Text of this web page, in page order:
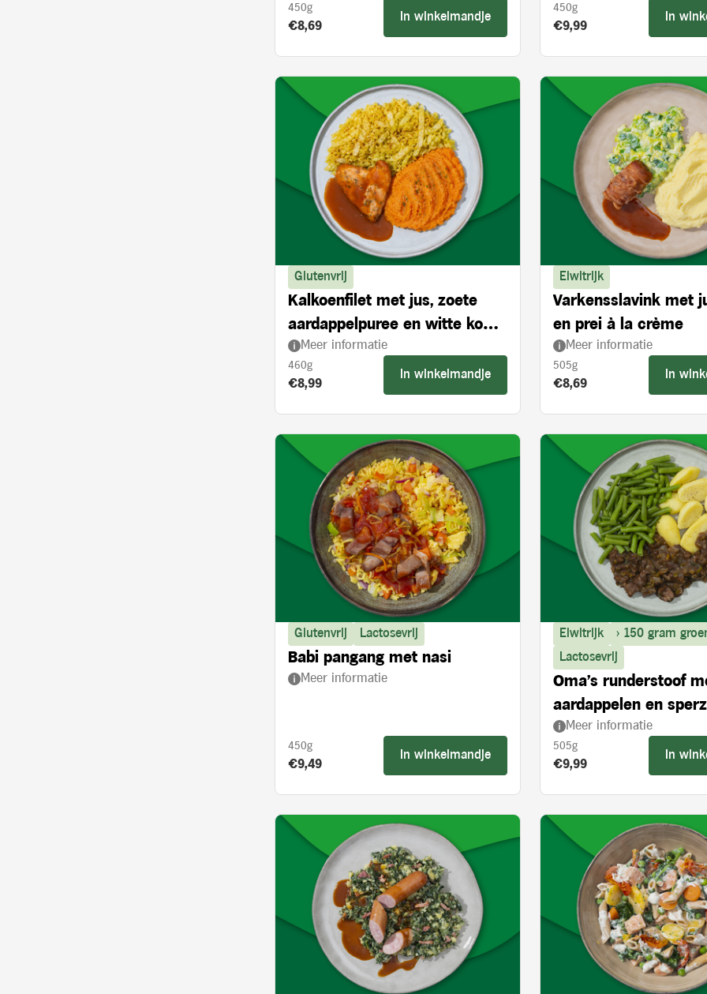
450g
Product prijs:
€8,69
In winkelmandje
450g
Product prijs:
€9,99
In
Glutenvrij
Kalkoenfilet met jus, zoete
aardappelpuree en witte kool
met kerrie en appelstukjes
Meer informatie
460g
Product prijs:
€8,99
In winkelmandje
Eiwitrijk
Varkensslavink met
en prei à la crème
Meer informatie
505g
Product prijs:
€8,69
In
Glutenvrij Lactosevrij
Babi pangang met nasi
Meer informatie
450g
Product prijs:
€9,49
In winkelmandje
Eiwitrijk
> 150 gram
Lactosevrij
Oma's runderstoof
aardappelen en
Meer informatie
505g
Product prijs:
€9,99
In